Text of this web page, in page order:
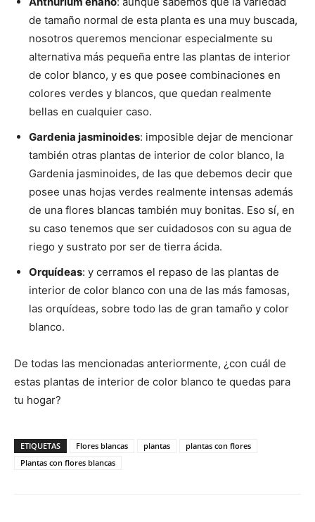
de tamaño normal de esta planta es una muy buscada,
nosotros queremos mencionar especialmente su
alternativa más pequeña entre las plantas de interior
de color blanco, y es que posee combinaciones en
colores verdes y blancos, que quedan realmente
bellas en cualquier caso.
Gardenia jasminoides: imposible dejar de mencionar
también otras plantas de interior de color blanco, la
Gardenia jasminoides, de las que debemos decir que
posee unas hojas verdes realmente intensas además
de una flores blancas también muy bonitas. Eso sí, en
su caso tenemos que ser cuidadosos con su agua de
riego y sustrato por ser de tierra ácida.
Orquídeas: y cerramos el repaso de las plantas de
interior de color blanco con una de las más famosas,
las orquídeas, sobre todo las de gran tamaño y color
blanco.
De todas las mencionadas anteriormente, ¿con cuál de
estas plantas de interior de color blanco te quedas para
tu hogar?
ETIQUETAS Flores blancas plantas
plantas con flores
Plantas con flores blancas